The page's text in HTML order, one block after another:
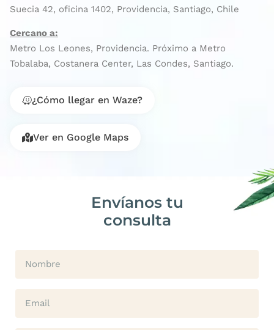
Suecia 42, oficina 1402, Providencia, Santiago, Chile
Cercano a:
Metro Los Leones, Providencia. Próximo a Metro
Tobalaba, Costanera Center, Las Condes, Santiago.
¿Cómo llegar en Waze?
Ver en Google Maps
Envíanos tu
consulta